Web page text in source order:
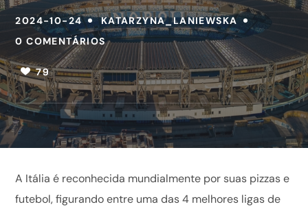
2024-10-24
KATARZYNA_LANIEWSKA
0 COMENTÁRIOS
79
A Itália é reconhecida mundialmente por suas pizzas e
futebol, figurando entre uma das 4 melhores ligas de